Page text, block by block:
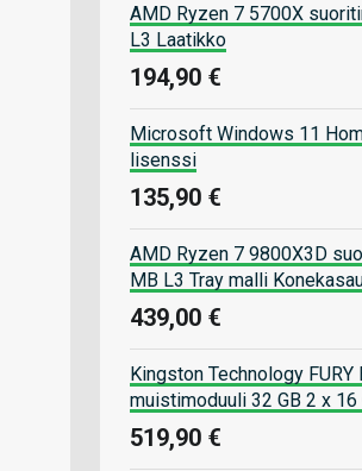
AMD Ryzen 7 5700X
L3 Laatikko
194,90 €
Microsoft Windows 11
lisenssi
135,90 €
AMD Ryzen 7 9800X3D
MB L3 Tray malli
439,00 €
Kingston Technology FURY
muistimoduuli 32 GB 2 x 16
519,90 €